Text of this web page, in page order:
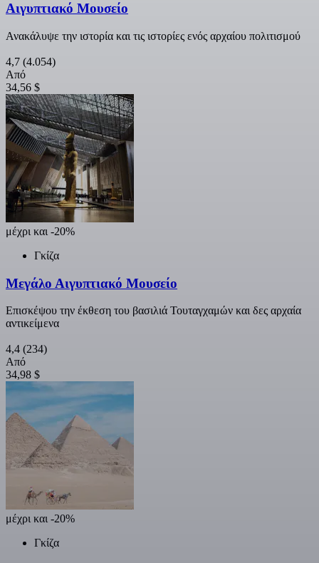
Αιγυπτιακό Μουσείο
Ανακάλυψε την ιστορία και τις ιστορίες ενός αρχαίου πολιτισμού
4,7 (4.054)
Από
34,56 $
μέχρι και -20%
Γκίζα
Μεγάλο Αιγυπτιακό Μουσείο
Επισκέψου την έκθεση του βασιλιά Τουταγχαμών και δες αρχαία
αντικείμενα
4,4 (234)
Από
34,98 $
μέχρι και -20%
Γκίζα